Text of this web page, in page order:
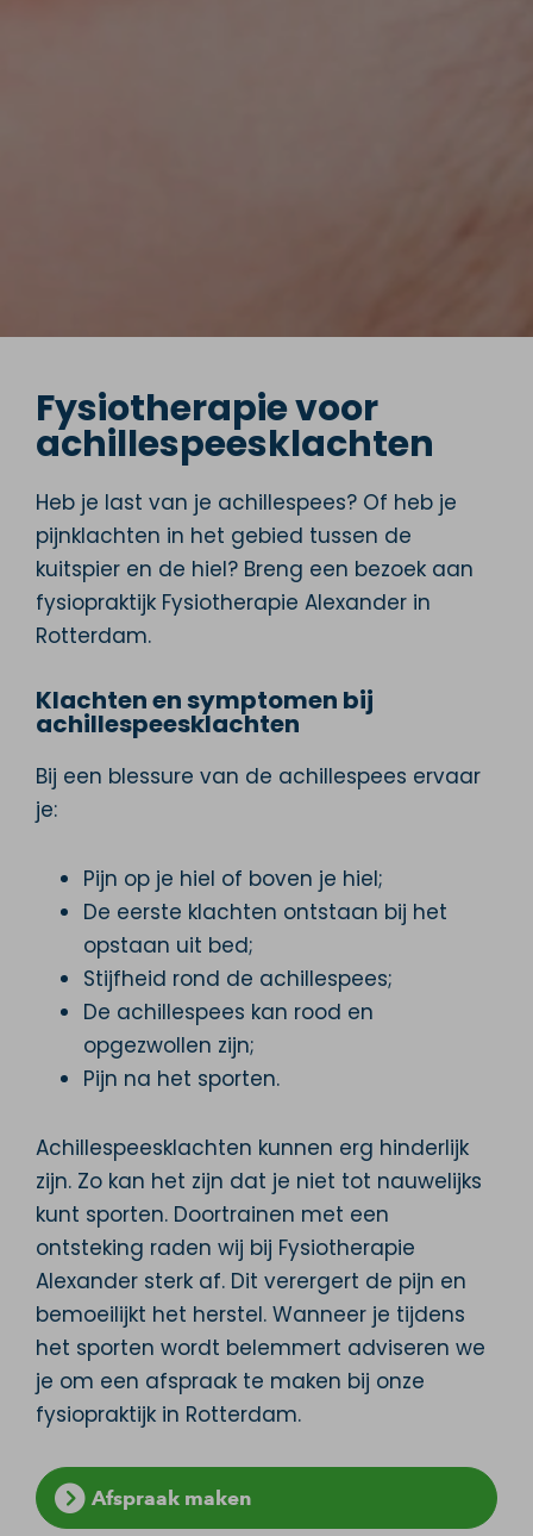
Fysiotherapie voor
achillespeesklachten
Heb je last van je achillespees? Of heb je
pijnklachten in het gebied tussen de
kuitspier en de hiel? Breng een bezoek aan
fysiopraktijk Fysiotherapie Alexander in
Rotterdam.
Klachten en symptomen bij
achillespeesklachten
Bij een blessure van de achillespees ervaar
je:
Pijn op je hiel of boven je hiel;
De eerste klachten ontstaan bij het
opstaan uit bed;
Stijfheid rond de achillespees;
De achillespees kan rood en
opgezwollen zijn;
Pijn na het sporten.
Achillespeesklachten kunnen erg hinderlijk
zijn. Zo kan het zijn dat je niet tot nauwelijks
kunt sporten. Doortrainen met een
ontsteking raden wij bij Fysiotherapie
Alexander sterk af. Dit verergert de pijn en
bemoeilijkt het herstel. Wanneer je tijdens
het sporten wordt belemmert adviseren we
je om een afspraak te maken bij onze
fysiopraktijk in Rotterdam.
Afspraak maken